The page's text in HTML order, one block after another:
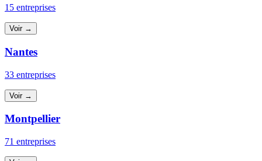
15 entreprises
Voir →
Nantes
33 entreprises
Voir →
Montpellier
71 entreprises